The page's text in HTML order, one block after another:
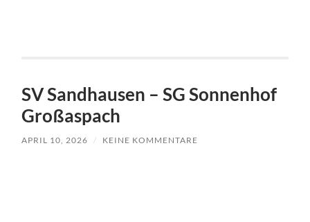
SV Sandhausen – SG Sonnenhof
Großaspach
APRIL 10, 2026 / KEINE KOMMENTARE